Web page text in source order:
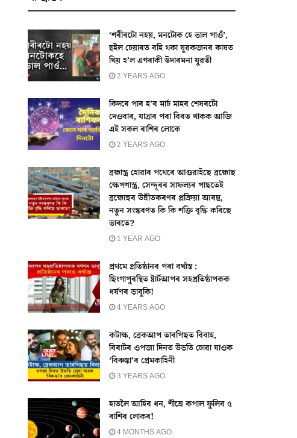
‘শৰীৰটো নহয়, মনটোক হে ভাল পাওঁ’,
হুইল চেয়াৰত বহি থকা যুৱকজনৰ কাষত
থিয় হ’ল এগৰাকী উদাৰমনা যুৱতী
2 YEARS AGO
কিদৰে পাৰ হ’ব মাৰ্চ মাহৰ শেষৰটো
দেওবাৰ, যাত্ৰাৰ পৰা বিৰত থাকক আজি
এই সকল ৰাশিৰ লোকে
2 YEARS AGO
ব্ৰহ্মাস্ত্ৰ হোৱাৰ পথেৰে আগুৱাইছে ব্ৰহ্মোছ
ক্ষেপণাস্ত্ৰ, সেন্দূৰৰ সাফল্যৰ পাছতেই
ব্ৰহ্মোছৰ উন্নীতকৰণৰ প্ৰক্ৰিয়া আৰম্ভ,
নতুন সংস্কৰণত কি কি শক্তি বৃদ্ধি কৰিছে
ভাৰতে?
1 YEAR AGO
প্ৰথমে প্ৰতিষ্ঠানৰ পৰা বৰ্খাস্ত :
ছিংগাপুৰস্থিত ষ্টাৰ্টআপৰ সহপ্ৰতিষ্ঠাপকক
ধৰ্ষণৰ ভাবুকি!
4 YEARS AGO
কটাক্ষ, ব্ৰেকআপ তাৰপিছত বিবাহ,
বিৰাটৰ ওপজা দিনত উভতি চোৱা যাওক
‘বিৰুষ্কা’ৰ প্ৰেমকাহিনী
3 YEARS AGO
হাতলৈ আহিব ধন, শীঘ্ৰে কপাল ফুলিব ৫
ৰাশিৰ লোকৰ!
4 MONTHS AGO